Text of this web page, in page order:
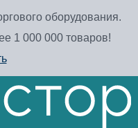
оборудования.
1 000 000 товаров!